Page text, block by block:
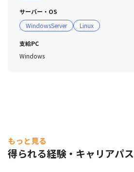
サーバー・OS
WindowsServer
Linux
支給PC
Windows
もっと見る
得られる経験・キャリアパス